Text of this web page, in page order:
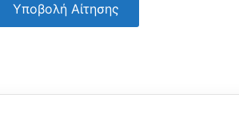
Υποβολή Αίτησης